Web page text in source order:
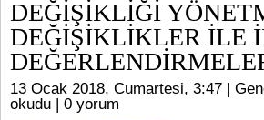
DEĞİŞİKLİĞİ
DEĞİŞİKLİKLER İLE
13 Ocak 2018, Cumartesi, 3:47 |
okudu | 0 yorum